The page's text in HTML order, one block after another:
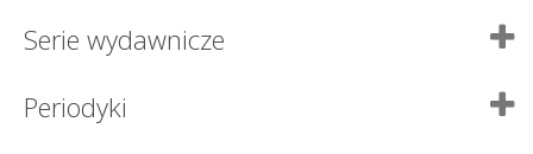
Serie wydawnicze
Periodyki